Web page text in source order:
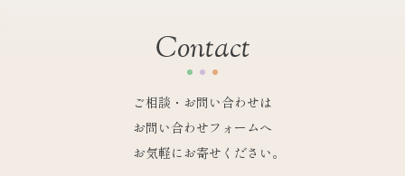
Contact
ご相談・お問い合わせは
お問い合わせフォームへ
お気軽にお寄せください。